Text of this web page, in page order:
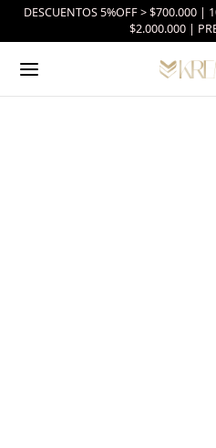
DESCUENTOS 5%OFF > $700.000 |
$2.000.000 |